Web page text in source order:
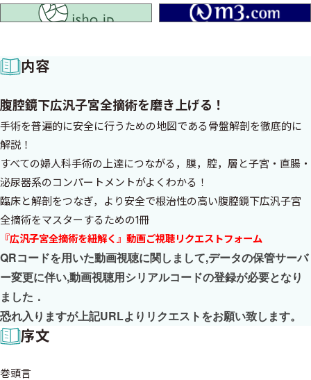
内容
腹腔鏡下広汎子宮全摘術を磨き上げる！
手術を普遍的に安全に行うための地図である骨盤解剖を徹底的に
解説！
すべての婦人科手術の上達につながる，膜，腔，層と子宮・直腸・
泌尿器系のコンパートメントがよくわかる！
臨床と解剖をつなぎ，より安全で根治性の高い腹腔鏡下広汎子宮
全摘術をマスターするための1冊
『広汎子宮全摘術を紐解く』動画ご視聴リクエストフォーム
QRコードを用いた動画視聴に関しまして,データの保管サーバ
ー変更に伴い,動画視聴用シリアルコードの登録が必要となり
ました．
恐れ入りますが上記URLよりリクエストをお願い致します。
序文
巻頭言